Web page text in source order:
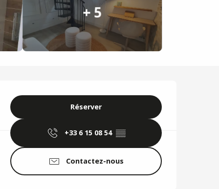
+ 5
Ouverture et
Réserver
+33 6 15 08 54 ▒▒
Contactez-nous